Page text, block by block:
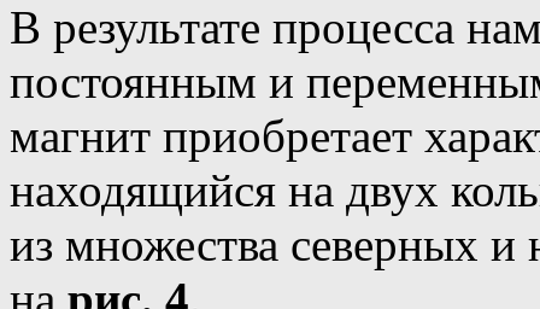
В результате процесса
постоянным и
магнит приобретает
находящийся на двух
из множества северных